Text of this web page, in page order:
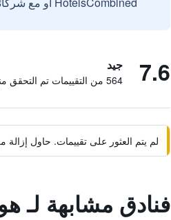
7.6 جيد
564 من التقييمات تم التحقق منها
لم يتم العثور على تقييمات. حاول
فنادق مشابهة لـ